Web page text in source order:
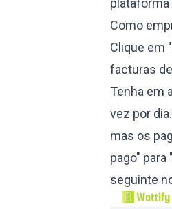
Como
Clique em
facturas
Tenha em
vez por
mas os
pago"
seguinte